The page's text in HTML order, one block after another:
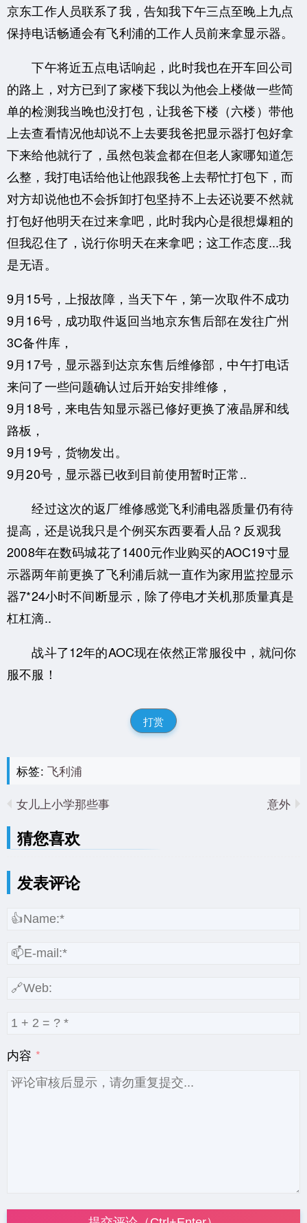
京东工作人员联系了我，告知我下午三点至晚上九点
保持电话畅通会有飞利浦的工作人员前来拿显示器。
下午将近五点电话响起，此时我也在开车回公司
的路上，对方已到了家楼下我以为他会上楼做一些简
单的检测我当晚也没打包，让我爸下楼（六楼）带他
上去查看情况他却说不上去要我爸把显示器打包好拿
下来给他就行了，虽然包装盒都在但老人家哪知道怎
么整，我打电话给他让他跟我爸上去帮忙打包下，而
对方却说他也不会拆卸打包坚持不上去还说要不然就
打包好他明天在过来拿吧，此时我内心是很想爆粗的
但我忍住了，说行你明天在来拿吧；这工作态度...我
是无语。
9月15号，上报故障，当天下午，第一次取件不成功
9月16号，成功取件返回当地京东售后部在发往广州
3C备件库，
9月17号，显示器到达京东售后维修部，中午打电话
来问了一些问题确认过后开始安排维修，
9月18号，来电告知显示器已修好更换了液晶屏和线
路板，
9月19号，货物发出。
9月20号，显示器已收到目前使用暂时正常..
经过这次的返厂维修感觉飞利浦电器质量仍有待
提高，还是说我只是个例买东西要看人品？反观我
2008年在数码城花了1400元作业购买的AOC19寸显
示器两年前更换了飞利浦后就一直作为家用监控显示
器7*24小时不间断显示，除了停电才关机那质量真是
杠杠滴..
战斗了12年的AOC现在依然正常服役中，就问你
服不服！
打赏
标签: 飞利浦
女儿上小学那些事
意外
猜您喜欢
发表评论
内容